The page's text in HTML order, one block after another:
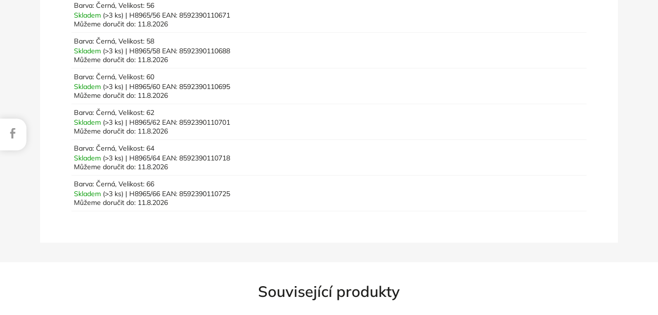
Barva: Černá, Velikost: 56
Skladem (>3 ks) | H8965/56 EAN: 8592390110671
Můžeme doručit do: 11.8.2026
Barva: Černá, Velikost: 58
Skladem (>3 ks) | H8965/58 EAN: 8592390110688
Můžeme doručit do: 11.8.2026
Barva: Černá, Velikost: 60
Skladem (>3 ks) | H8965/60 EAN: 8592390110695
Můžeme doručit do: 11.8.2026
Barva: Černá, Velikost: 62
Skladem (>3 ks) | H8965/62 EAN: 8592390110701
Můžeme doručit do: 11.8.2026
Barva: Černá, Velikost: 64
Skladem (>3 ks) | H8965/64 EAN: 8592390110718
Můžeme doručit do: 11.8.2026
Barva: Černá, Velikost: 66
Skladem (>3 ks) | H8965/66 EAN: 8592390110725
Můžeme doručit do: 11.8.2026
Související produkty